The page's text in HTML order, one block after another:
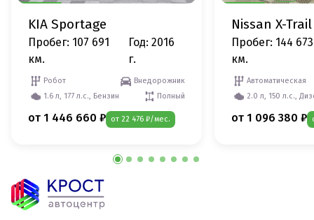
KIA Sportage
Пробег: 107 691
км.
Год: 2016
г.
Робот
Внедорожник
1.6 л, 177 л.с., Бензин
Полный
от 1 446 660 ₽ от 22 476 ₽/мес.
Nissan X-Trail
Пробег: 144 673
км.
Автоматическая
2.0 л, 150 л.с.,
от 1 096 380 ₽